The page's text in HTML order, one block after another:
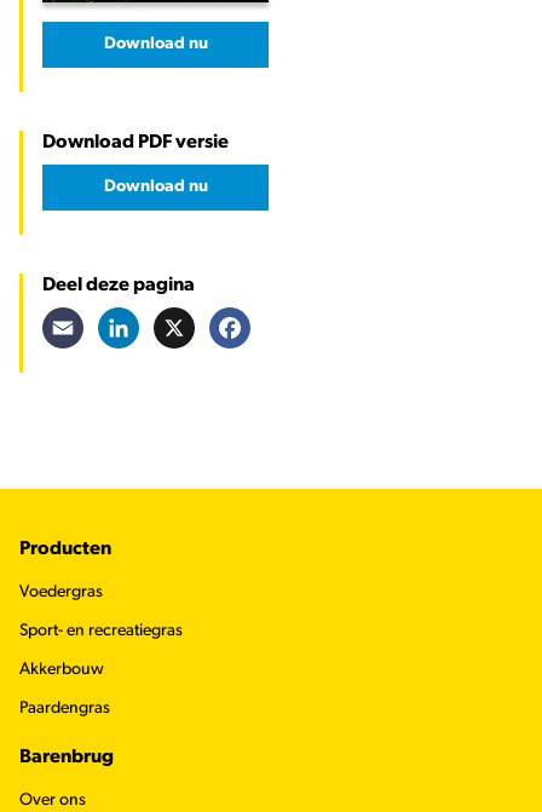
Download nu
Download PDF versie
Download nu
Deel deze pagina
Email LinkedIn
Footer
Producten
Voedergras
Sport- en recreatiegras
Akkerbouw
Paardengras
Barenbrug
Over ons